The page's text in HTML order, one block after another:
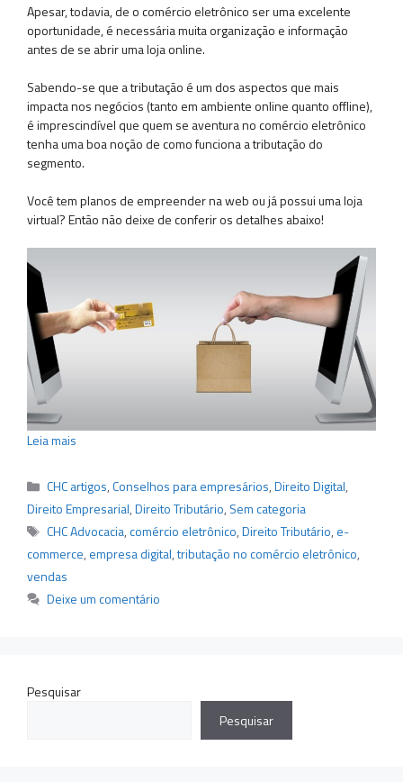
Apesar, todavia, de o comércio eletrônico ser uma excelente
oportunidade, é necessária muita organização e informação
antes de se abrir uma loja online.
Sabendo-se que a tributação é um dos aspectos que mais
impacta nos negócios (tanto em ambiente online quanto offline),
é imprescindível que quem se aventura no comércio eletrônico
tenha uma boa noção de como funciona a tributação do
segmento.
Você tem planos de empreender na web ou já possui uma loja
virtual? Então não deixe de conferir os detalhes abaixo!
Leia mais
Categorias
CHC artigos,Conselhos para empresários,Direito Digital,
Direito Empresarial,Direito Tributário, Sem categoria
Tags
CHC Advocacia,comércio eletrônico,Direito Tributário, e-
commerce, empresa digital,tributação no comércio eletrônico,
vendas
Deixe um comentário
Pesquisar
Pesquisar